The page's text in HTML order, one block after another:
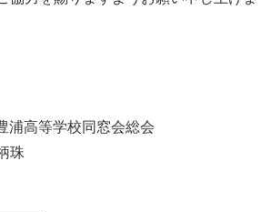
浦高等学校同窓会総会
珠